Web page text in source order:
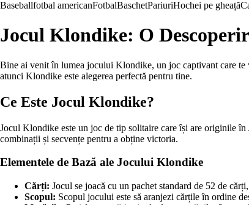
Baseballfotbal americanFotbalBaschetPariuriHochei pe gheață
Jocul Klondike: O
Bine ai venit în lumea jocului Klondike, un joc captivant care te
atunci Klondike este alegerea perfectă pentru tine.
Ce Este Jocul Klondike?
Jocul Klondike este un joc de tip solitaire care își are originile
combinații și secvențe pentru a obține victoria.
Elementele de Bază ale Jocului Klondike
Cărți: Jocul se joacă cu un pachet standard de 52 de
Scopul: Scopul jocului este să aranjezi cărțile în ordine